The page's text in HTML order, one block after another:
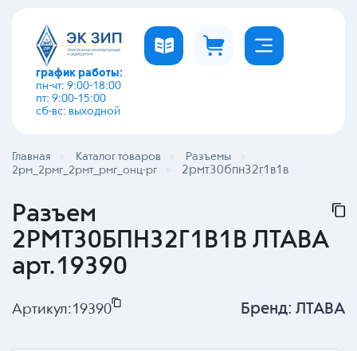
график работы:
пн-чт: 9:00-18:00
пт: 9:00-15:00
сб-вс: выходной
Главная Каталог товаров
Разъемы
2рм_2рмг_2рмт_рмг_онц-рг
2рмт30бпн32г1в1в
Разъем
2РМТ30БПН32Г1В1В ЛТАВА
арт.19390
Артикул:19390 Бренд: ЛТАВА